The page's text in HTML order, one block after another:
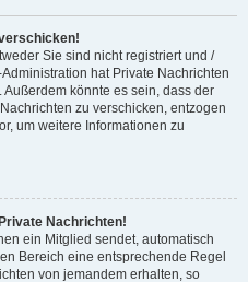
Sie sind nicht registriert und /
hat Private Nachrichten
könnte es sein, dass der
zu verschicken, entzogen
um weitere Informationen zu
Nachrichten!
ein Mitglied sendet, automatisch
Bereich eine entsprechende Regel
von jemandem erhalten, so